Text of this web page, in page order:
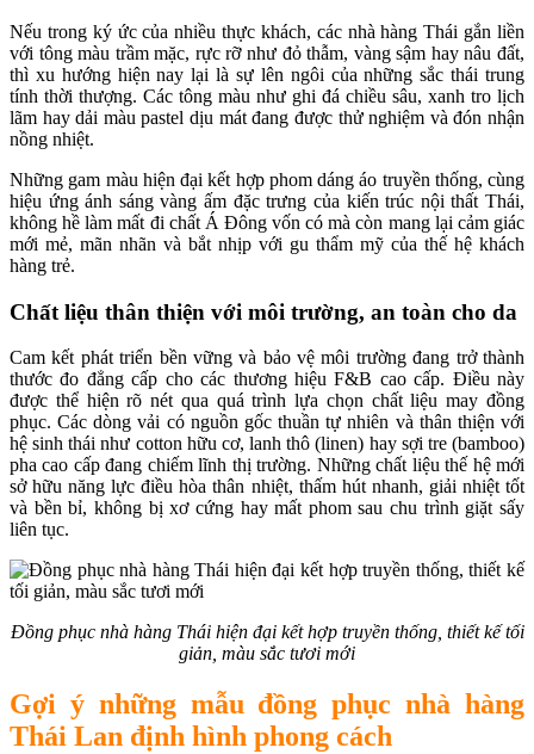
Nếu trong ký ức của nhiều thực khách, các nhà hàng Thái gắn liền
với tông màu trầm mặc, rực rỡ như đỏ thẫm, vàng sậm hay nâu đất,
thì xu hướng hiện nay lại là sự lên ngôi của những sắc thái trung
tính thời thượng. Các tông màu như ghi đá chiều sâu, xanh tro lịch
lãm hay dải màu pastel dịu mát đang được thử nghiệm và đón nhận
nồng nhiệt.
Những gam màu hiện đại kết hợp phom dáng áo truyền thống, cùng
hiệu ứng ánh sáng vàng ấm đặc trưng của kiến trúc nội thất Thái,
không hề làm mất đi chất Á Đông vốn có mà còn mang lại cảm giác
mới mẻ, mãn nhãn và bắt nhịp với gu thẩm mỹ của thế hệ khách
hàng trẻ.
Chất liệu thân thiện với môi trường, an toàn cho da
Cam kết phát triển bền vững và bảo vệ môi trường đang trở thành
thước đo đẳng cấp cho các thương hiệu F&B cao cấp. Điều này
được thể hiện rõ nét qua quá trình lựa chọn chất liệu may đồng
phục. Các dòng vải có nguồn gốc thuần tự nhiên và thân thiện với
hệ sinh thái như cotton hữu cơ, lanh thô (linen) hay sợi tre (bamboo)
pha cao cấp đang chiếm lĩnh thị trường. Những chất liệu thế hệ mới
sở hữu năng lực điều hòa thân nhiệt, thấm hút nhanh, giải nhiệt tốt
và bền bỉ, không bị xơ cứng hay mất phom sau chu trình giặt sấy
liên tục.
Đồng phục nhà hàng Thái hiện đại kết hợp truyền thống, thiết kế tối
giản, màu sắc tươi mới
Gợi ý những mẫu đồng phục nhà hàng
Thái Lan định hình phong cách